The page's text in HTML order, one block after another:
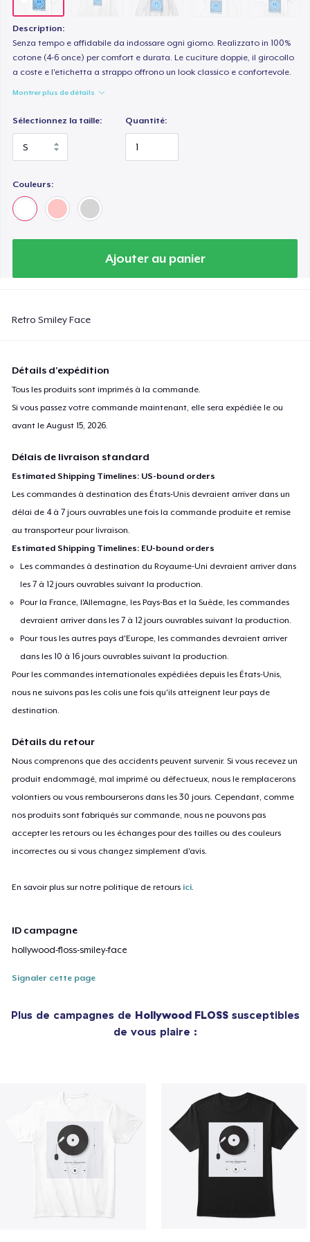
Description:
Senza tempo e affidabile da indossare ogni giorno. Realizzato in 100%
cotone (4-6 once) per comfort e durata. Le cuciture doppie, il girocollo
a coste e l'etichetta a strappo offrono un look classico e confortevole.
Montrer plus de détails
Sélectionnez la taille: Quantité:
Couleurs:
Ajouter au panier
Retro Smiley Face
Détails d'expédition
Tous les produits sont imprimés à la commande.
Si vous passez votre commande maintenant, elle sera expédiée le ou
avant leAugust 15, 2026.
Délais de livraison standard
Estimated Shipping Timelines: US-bound orders
Les commandes à destination des États-Unis devraient arriver dans un
délai de 4 à 7 jours ouvrables une fois la commande produite et remise
au transporteur pour livraison.
Estimated Shipping Timelines: EU-bound orders
Les commandes à destination du Royaume-Uni devraient arriver dans
les 7 à 12 jours ouvrables suivant la production.
Pour la France, l'Allemagne, les Pays-Bas et la Suède, les commandes
devraient arriver dans les 7 à 12 jours ouvrables suivant la production.
Pour tous les autres pays d'Europe, les commandes devraient arriver
dans les 10 à 16 jours ouvrables suivant la production.
Pour les commandes internationales expédiées depuis les États-Unis,
nous ne suivons pas les colis une fois qu'ils atteignent leur pays de
destination.
Détails du retour
Nous comprenons que des accidents peuvent survenir. Si vous recevez un
produit endommagé, mal imprimé ou défectueux, nous le remplacerons
volontiers ou vous rembourserons dans les 30 jours. Cependant, comme
nos produits sont fabriqués sur commande, nous ne pouvons pas
accepter les retours ou les échanges pour des tailles ou des couleurs
incorrectes ou si vous changez simplement d'avis.
En savoir plus sur notre politique de retours ici.
ID campagne
hollywood-floss-smiley-face
Signaler cette page
Plus de campagnes de Hollywood FLOSSsusceptibles
de vous plaire :